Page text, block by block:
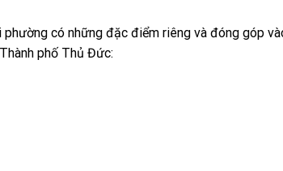
có những đặc điểm riêng và đóng góp
phố Thủ Đức: